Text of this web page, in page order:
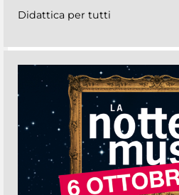
Didattica per tutti